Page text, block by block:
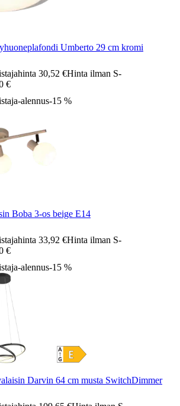
Umberto 29 cm kromi
30,52 €Hinta ilman S-
€
alennus-15 %
Boba 3-os beige E14
33,92 €Hinta ilman S-
€
alennus-15 %
Darvin 64 cm musta SwitchDimmer